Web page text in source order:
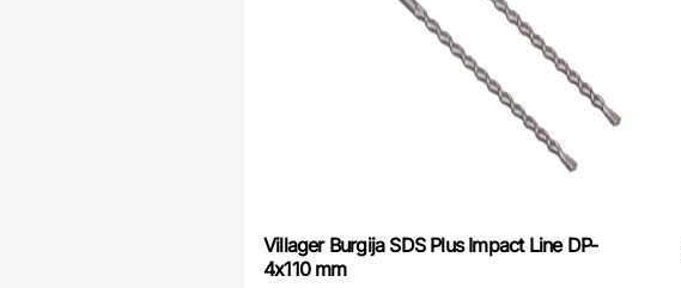
Villager Burgija SDS Plus Impact Line DP-
4x110 mm